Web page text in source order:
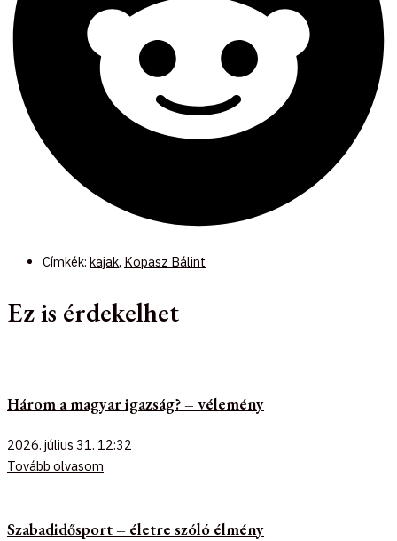
Címkék: kajak, Kopasz Bálint
Ez is érdekelhet
Három a magyar igazság? – vélemény
2026. július 31. 12:32
Tovább olvasom
Szabadidősport – életre szóló élmény